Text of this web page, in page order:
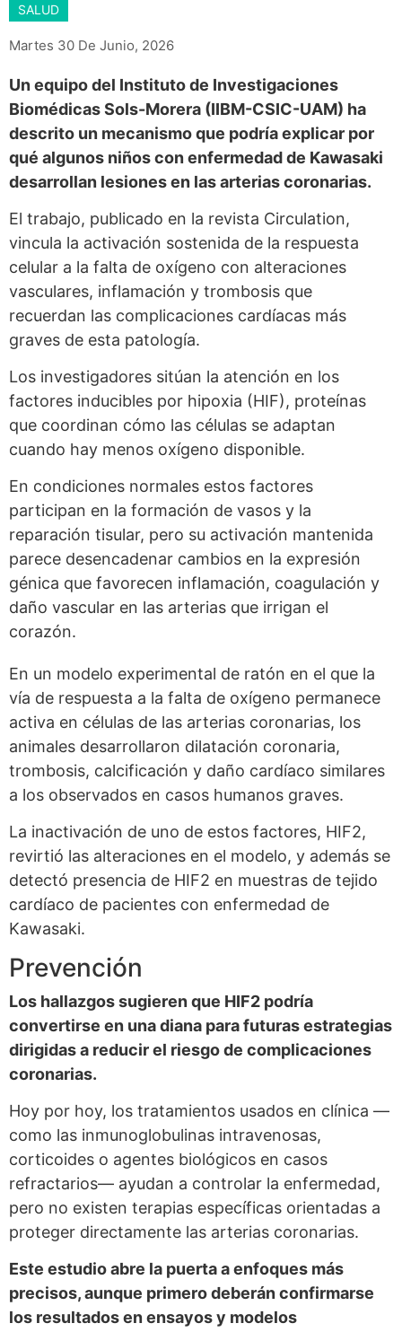
SALUD
Martes 30 De Junio, 2026
Un equipo del Instituto de Investigaciones
Biomédicas Sols-Morera (IIBM-CSIC-UAM) ha
descrito un mecanismo que podría explicar por
qué algunos niños con enfermedad de Kawasaki
desarrollan lesiones en las arterias coronarias.
El trabajo, publicado en la revista Circulation,
vincula la activación sostenida de la respuesta
celular a la falta de oxígeno con alteraciones
vasculares, inflamación y trombosis que
recuerdan las complicaciones cardíacas más
graves de esta patología.
Los investigadores sitúan la atención en los
factores inducibles por hipoxia (HIF), proteínas
que coordinan cómo las células se adaptan
cuando hay menos oxígeno disponible.
En condiciones normales estos factores
participan en la formación de vasos y la
reparación tisular, pero su activación mantenida
parece desencadenar cambios en la expresión
génica que favorecen inflamación, coagulación y
daño vascular en las arterias que irrigan el
corazón.
En un modelo experimental de ratón en el que la
vía de respuesta a la falta de oxígeno permanece
activa en células de las arterias coronarias, los
animales desarrollaron dilatación coronaria,
trombosis, calcificación y daño cardíaco similares
a los observados en casos humanos graves.
La inactivación de uno de estos factores, HIF2,
revirtió las alteraciones en el modelo, y además se
detectó presencia de HIF2 en muestras de tejido
cardíaco de pacientes con enfermedad de
Kawasaki.
Prevención
Los hallazgos sugieren que HIF2 podría
convertirse en una diana para futuras estrategias
dirigidas a reducir el riesgo de complicaciones
coronarias.
Hoy por hoy, los tratamientos usados en clínica —
como las inmunoglobulinas intravenosas,
corticoides o agentes biológicos en casos
refractarios— ayudan a controlar la enfermedad,
pero no existen terapias específicas orientadas a
proteger directamente las arterias coronarias.
Este estudio abre la puerta a enfoques más
precisos, aunque primero deberán confirmarse
los resultados en ensayos y modelos